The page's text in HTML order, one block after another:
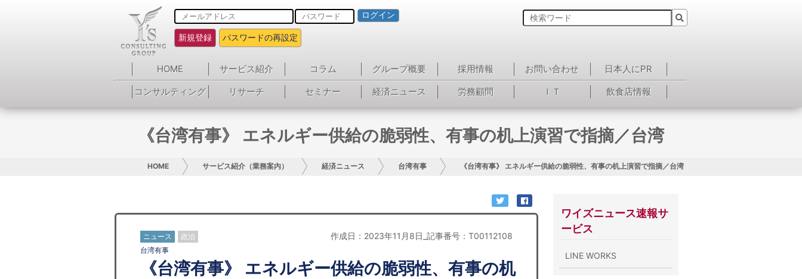
ログイン
新規登録 パスワードの再設定
HOME サービス紹介 コラム グループ概要 採用情報 お問い合わせ
日本人にPR
コンサルティング
リサーチ セミナー 経済ニュース 労務顧問 ＩＴ 飲食店情報
《台湾有事》 エネルギー供給の脆弱性、有事の机上演習で指摘／台湾
HOME サービス紹介（業務案内） 経済ニュース 台湾有事 《台湾有事》 エネルギー供給の脆弱性、有事の机上演習で指摘／台湾
ニュース 政治 作成日：2023年11月8日_記事番号：T00112108
台湾有事
《台湾有事》 エネルギー供給の脆弱性、有事の机
ワイズニュース速報サ
ービス
LINE WORKS